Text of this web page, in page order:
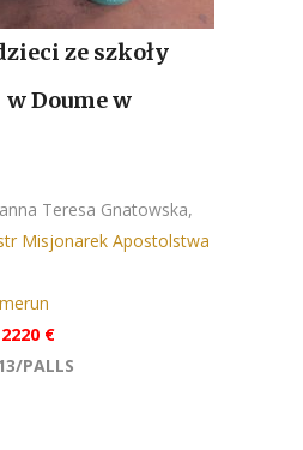
ze szkoły
Doume w
Teresa Gnatowska,
Misjonarek Apostolstwa
2220 €
PALLS